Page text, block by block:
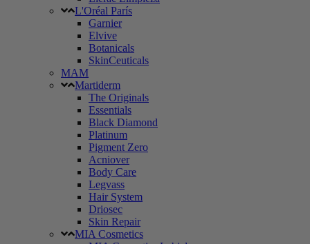
L'Oréal París
Garnier
Elvive
Botanicals
SkinCeuticals
MAM
Martiderm
The Originals
Essentials
Black Diamond
Platinum
Pigment Zero
Acniover
Body Care
Legvass
Hair System
Driosec
Skin Repair
MIA Cosmetics